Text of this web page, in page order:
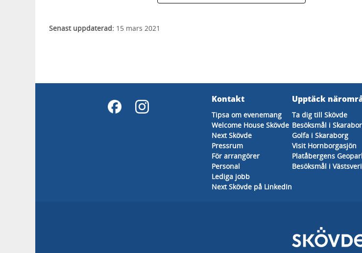
Senast uppdaterad: 15 mars 2021
Kontakt
Tipsa om evenemang
Welcome House Skövde
Next Skövde
Pressrum
För arrangörer
Personal
Lediga jobb
Next Skövde på LinkedIn
Upptäck
Ta dig till Skövde
Besöksmål i
Golfa i Skaraborg
Visit Hornborgasjön
Platåbergens
Besöksmål i